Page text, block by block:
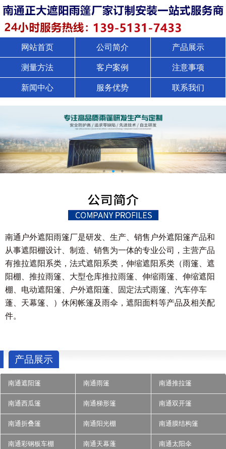
网站首页 公司简介 产品展示
测量方法 客户案例 注意事项
新闻中心 服务优势 联系我们
南通户外遮阳雨篷厂是研发、生产、销售户外遮阳篷产品和
从事遮阳棚设计、制造、销售为一体的专业公司，主营产品
有推拉遮阳系类，法式遮阳系类，伸缩遮阳系类（雨篷、遮
阳棚、推拉雨篷、大型仓库推拉雨篷、伸缩雨篷、伸缩遮阳
棚、电动遮阳篷、户外遮阳蓬、固定法式雨篷、汽车停车
蓬、天幕篷、）休闲帐篷及雨伞，遮阳面料等产品及相关配
件。
产品展示
南通遮阳篷 南通雨篷 南通推拉篷
南通西瓜篷 南通梯形篷 南通双开篷
南通折叠篷 南通阳光棚 南通膜结构篷
南通彩钢板车棚 南通天幕蓬 南通太阳伞